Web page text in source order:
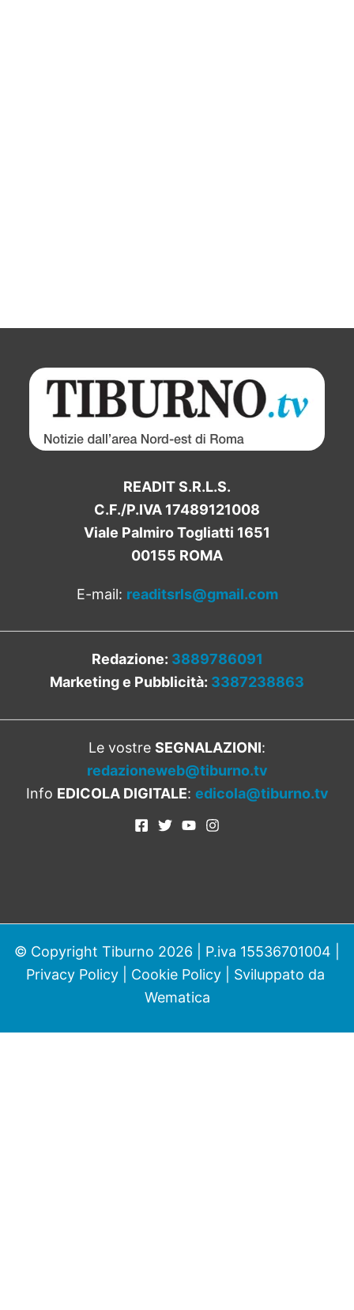
READIT S.R.L.S.
C.F./P.IVA 17489121008
Viale Palmiro Togliatti 1651
00155 ROMA
E-mail: readitsrls@gmail.com
Redazione: 3889786091
Marketing e Pubblicità: 3387238863
Le vostre SEGNALAZIONI:
redazioneweb@tiburno.tv
Info EDICOLA DIGITALE: edicola@tiburno.tv
© Copyright Tiburno 2026 | P.iva 15536701004 |
Privacy Policy| Cookie Policy| Sviluppato da
Wematica